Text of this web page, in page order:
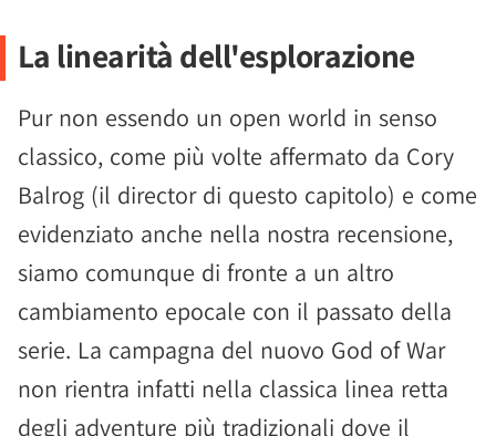
La linearità dell'esplorazione
Pur non essendo un open world in senso
classico, come più volte affermato da Cory
Balrog (il director di questo capitolo) e come
evidenziato anche nella nostra recensione,
siamo comunque di fronte a un altro
cambiamento epocale con il passato della
serie. La campagna del nuovo God of War
non rientra infatti nella classica linea retta
degli adventure più tradizionali dove il